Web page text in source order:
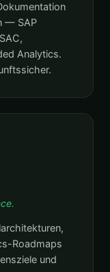
— SAP
Analytics.
Roadmaps
und